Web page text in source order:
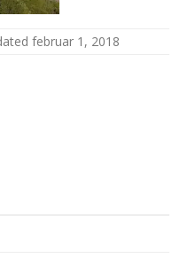
februar 1, 2018